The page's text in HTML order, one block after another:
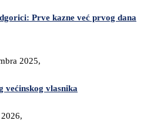
Prve kazne već prvog dana
2025,
većinskog vlasnika